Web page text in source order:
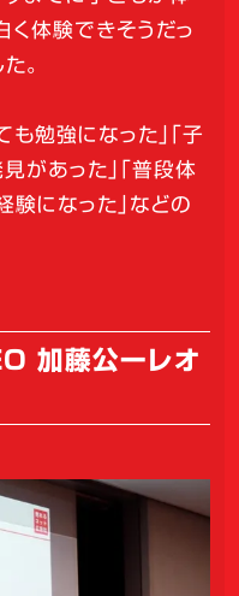
く体験できそうだっ
。
も勉強になった」「子
があった」「普段体
験になった」などの
加藤公一レオ